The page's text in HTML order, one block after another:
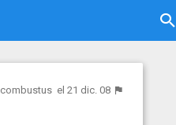
combustus el 21 dic. 08